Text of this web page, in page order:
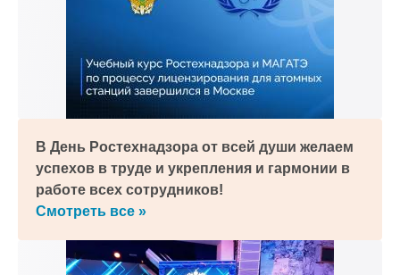
В День Ростехнадзора от всей души желаем
успехов в труде и укрепления и гармонии в
работе всех сотрудников!
Смотреть все »